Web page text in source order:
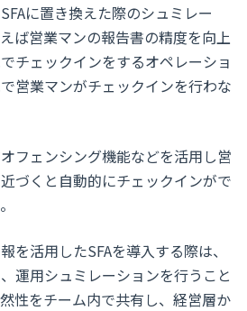
に置き換えた際のシュミレー
ば営業マンの報告書の精度を向上
チェックインをするオペレーショ
営業マンがチェックインを行わな
フェンシング機能などを活用し営
づくと自動的にチェックインがで
を活用したSFAを導入する際は、
運用シュミレーションを行うこと
性をチーム内で共有し、経営層か